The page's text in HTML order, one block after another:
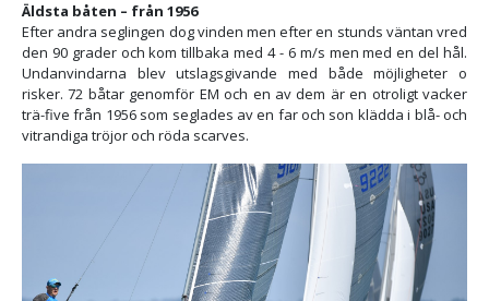
Äldsta båten – från 1956
Efter andra seglingen dog vinden men efter en stunds väntan vred
den 90 grader och kom tillbaka med 4 - 6 m/s men med en del hål.
Undanvindarna blev utslagsgivande med både möjligheter o
risker. 72 båtar genomför EM och en av dem är en otroligt vacker
trä-five från 1956 som seglades av en far och son klädda i blå- och
vitrandiga tröjor och röda scarves.